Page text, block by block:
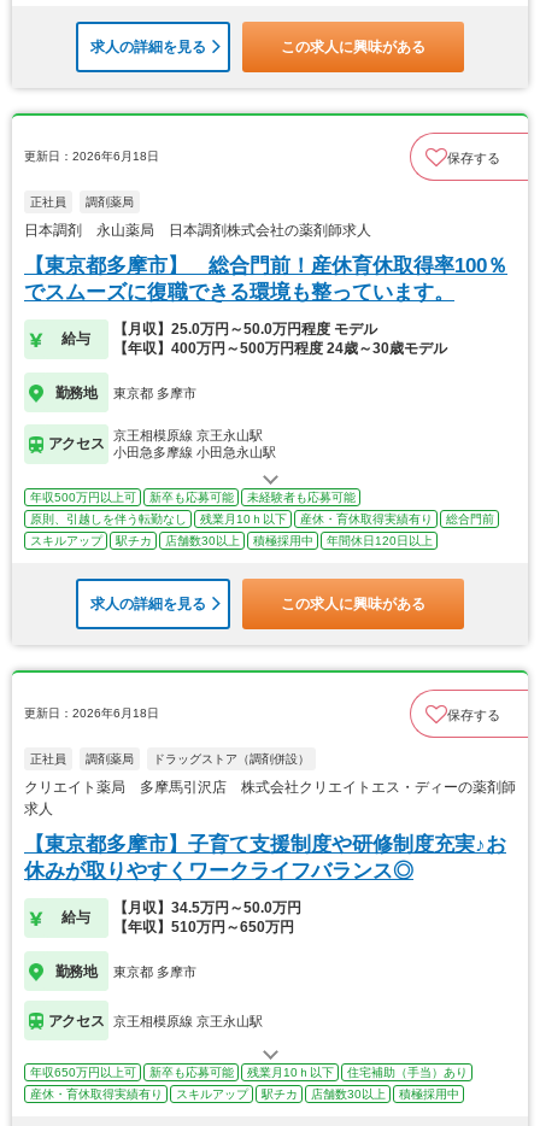
求人の詳細を見る この求人に興味がある
更新日：2026年6月18日 保存する
正社員 調剤薬局
日本調剤 永山薬局 日本調剤株式会社の薬剤師求人
【東京都多摩市】 総合門前！産休育休取得率100％
でスムーズに復職できる環境も整っています。
給与
【月収】25.0万円～50.0万円程度 モデル
【年収】400万円～500万円程度 24歳～30歳モデル
勤務地 東京都 多摩市
アクセス
京王相模原線 京王永山駅
小田急多摩線 小田急永山駅
年収500万円以上可 新卒も応募可能
未経験者も応募可能
原則、引越しを伴う転勤なし
残業月10ｈ以下 産休・育休取得実績有り
総合門前
スキルアップ
駅チカ 店舗数30以上 積極採用中 年間休日120日以上
求人の詳細を見る この求人に興味がある
更新日：2026年6月18日 保存する
正社員 調剤薬局 ドラッグストア（調剤併設）
クリエイト薬局 多摩馬引沢店 株式会社クリエイトエス・ディーの薬剤師
求人
【東京都多摩市】子育て支援制度や研修制度充実♪お
休みが取りやすくワークライフバランス◎
給与
【月収】34.5万円～50.0万円
【年収】510万円～650万円
勤務地 東京都 多摩市
アクセス 京王相模原線 京王永山駅
年収650万円以上可 新卒も応募可能 残業月10ｈ以下
住宅補助（手当）あり
産休・育休取得実績有り
スキルアップ 駅チカ 店舗数30以上 積極採用中